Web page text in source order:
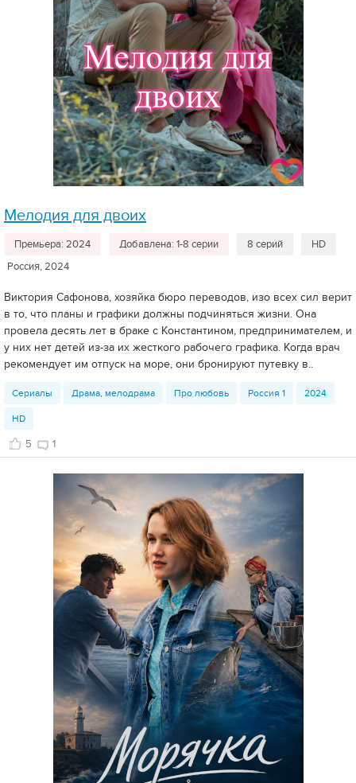
Мелодия для двоих
Премьера: 2024 Добавлена: 1-8 серии 8 серий
HD
Россия, 2024
Виктория Сафонова, хозяйка бюро переводов, изо всех сил верит
в то, что планы и графики должны подчиняться жизни. Она
провела десять лет в браке с Константином, предпринимателем, и
у них нет детей из-за их жесткого рабочего графика. Когда врач
рекомендует им отпуск на море, они бронируют путевку в..
Сериалы Драма, мелодрама Про любовь Россия 1 2024
HD
5 1